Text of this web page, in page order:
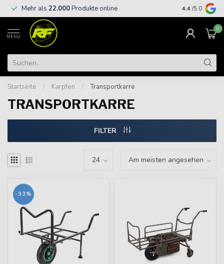
Mehr als 22.000Produkte online Kostenloser
€
4.4 /5.0
MENU
0
Startseite / Karpfen / Transportkarre
TRANSPORTKARRE
FILTER
-33%